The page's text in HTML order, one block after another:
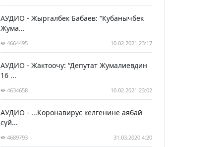
АУДИО - Жыргалбек Бабаев: “Кубанычбек
Жума...
4664495 10.02.2021 23:17
АУДИО - Жактоочу: “Депутат Жумалиевдин
16 ...
4634658 10.02.2021 23:02
АУДИО - ...Коронавирус келгенине аябай
сүй...
4689793 31.03.2020 4:20